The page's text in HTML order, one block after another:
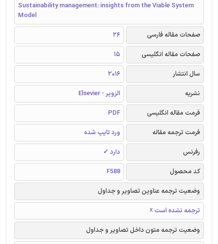
Sustainability management: insights from the Viable System
Model
صفحات مقاله فارسی
26
صفحات مقاله انگلیسی
15
سال انتشار
2016
نشریه
الزویر - Elsevier
فرمت مقاله انگلیسی
PDF
فرمت ترجمه مقاله
ورد تایپ شده
رفرنس
دارد ✓
کد محصول
F588
وضعیت ترجمه عناوین تصاویر و جداول
ترجمه نشده است ☓
وضعیت ترجمه متون داخل تصاویر و جداول